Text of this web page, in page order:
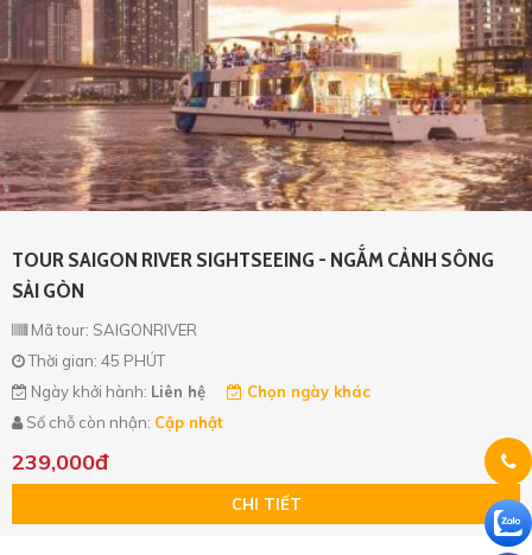
TOUR SAIGON RIVER SIGHTSEEING - NGẮM CẢNH SÔNG
SÀI GÒN
Mã tour: SAIGONRIVER
Thời gian: 45 PHÚT
Ngày khởi hành: Liên hệ
Chọn ngày khác
Số chỗ còn nhận: Cập nhật
239,000đ
CHI TIẾT